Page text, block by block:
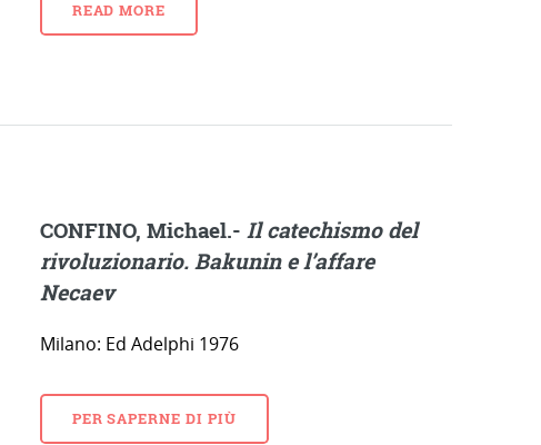
READ MORE
CONFINO, Michael.- Il catechismo del
rivoluzionario. Bakunin e l’affare
Necaev
Milano: Ed Adelphi 1976
PER SAPERNE DI PIÙ